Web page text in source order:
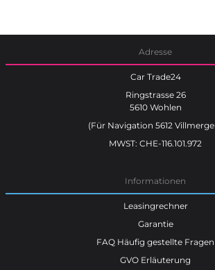
Adresse
Car Trade24
Ringstrasse 26
5610 Wohlen
(Für Navigation 5612
MWST: CHE-116.101.972
Informationen
Leasingrechner
Garantie
FAQ Häufig gestellte Fragen
GVO Erläuterung